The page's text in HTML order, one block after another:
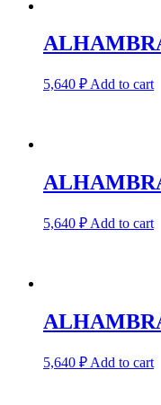
5,640 ₽ Add to cart
5,640 ₽ Add to cart
5,640 ₽ Add to cart